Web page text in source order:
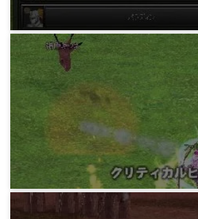
エリートジャーナルコン
15年前